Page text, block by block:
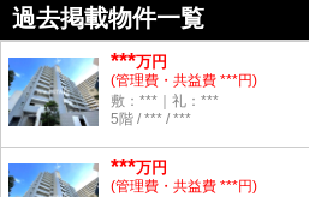
過去掲載物件一覧
***万円
(管理費・共益費 ***円)
敷：***｜礼：***
5階 / *** / ***
***万円
(管理費・共益費 ***円)